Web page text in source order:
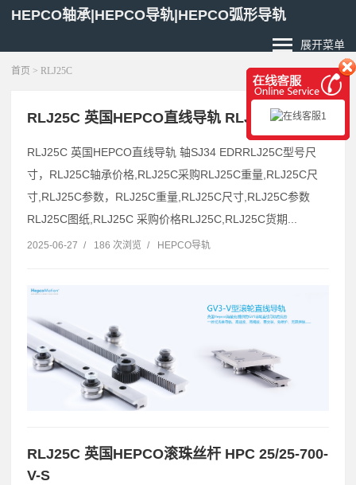
HEPCO轴承|HEPCO导轨|HEPCO弧形导轨
展开菜单
首页 > RLJ25C
RLJ25C 英国HEPCO直线导轨 RLJ25EDR
RLJ25C 英国HEPCO直线导轨 轴SJ34 EDRRLJ25C型号尺
寸，RLJ25C轴承价格,RLJ25C采购RLJ25C重量,RLJ25C尺
寸,RLJ25C参数，RLJ25C重量,RLJ25C尺寸,RLJ25C参数
RLJ25C图纸,RLJ25C 采购价格RLJ25C,RLJ25C货期...
2025-06-27 / 186 次浏览 / HEPCO导轨
RLJ25C 英国HEPCO滚珠丝杆 HPC 25/25-700-
V-S